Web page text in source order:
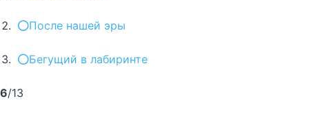
После нашей эры
Бегущий в лабиринте
6/13